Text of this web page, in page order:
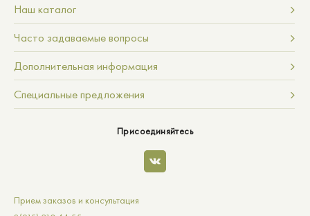
Наш каталог
Часто задаваемые вопросы
Дополнительная информация
Специальные предложения
Присоединяйтесь
Прием заказов и консультация